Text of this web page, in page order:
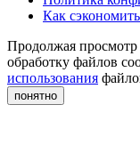
Как
Продолжая просмотр
обработку файлов
использования
понятно